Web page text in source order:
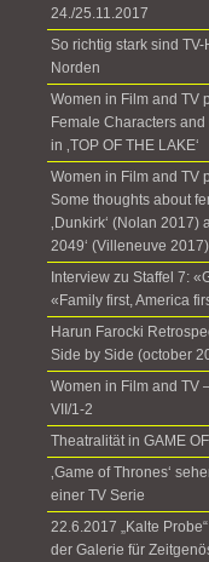
24./25.11.2017
So richtig stark sind
Norden
Women in Film and TV
Female Characters
in ‚TOP OF THE LAKE‘
Women in Film and TV
Some thoughts about
‚Dunkirk‘ (Nolan 2017)
2049‘ (Villeneuve 2017)
Interview zu Staffel 7:
«Family first, America
Harun Farocki
Side by Side (october
Women in Film and TV
VII/1-2
Theatralität in GAME
‚Game of Thrones‘
einer TV Serie
22.6.2017 „Kalte
der Galerie für